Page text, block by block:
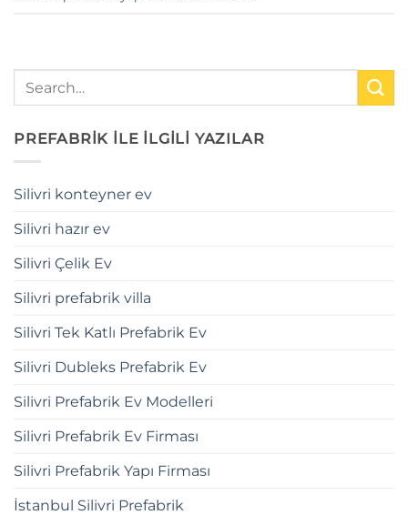
PREFABRİK İLE İLGİLİ YAZILAR
Silivri konteyner ev
Silivri hazır ev
Silivri Çelik Ev
Silivri prefabrik villa
Silivri Tek Katlı Prefabrik Ev
Silivri Dubleks Prefabrik Ev
Silivri Prefabrik Ev Modelleri
Silivri Prefabrik Ev Firması
Silivri Prefabrik Yapı Firması
İstanbul Silivri Prefabrik